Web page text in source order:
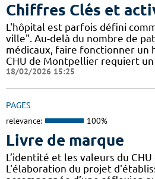
Chiffres Clés et
L'hôpital est parfois défini
ville". Au-delà du nombre de
médicaux, faire fonctionner un
CHU de Montpellier requiert
18/02/2026 15:25
PAGES
relevance: 100%
Livre de marque
L’identité et les valeurs du
L'élaboration du projet